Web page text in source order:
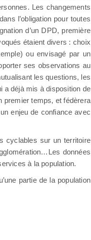
Les changements
l’obligation pour toutes
d’un DPD, première
étaient divers : choix
ou envisagé par un
ses observations au
les questions, les
a déjà mis à disposition de
premier temps, et fédèrera
enjeu de confiance avec
cyclables sur un territoire
données
à la population.
partie de la population